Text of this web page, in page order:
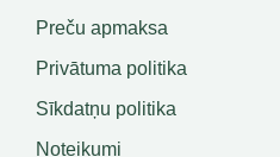
Preču apmaksa
Privātuma politika
Sīkdatņu politika
Noteikumi